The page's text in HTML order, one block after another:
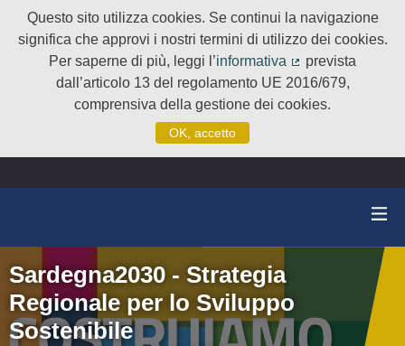
Questo sito utilizza cookies. Se continui la navigazione
significa che approvi i nostri termini di utilizzo dei cookies.
Per saperne di più, leggi l’informativa
(Collegamento
prevista
dall’articolo 13 del regolamento UE 2016/679,
comprensiva della gestione dei cookies.
OK, accetto
Sardegna2030 - Strategia
Regionale per lo Sviluppo
Sostenibile